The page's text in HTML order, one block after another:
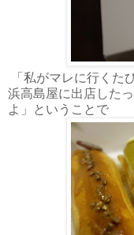
「私がマレに行くた
浜高島屋に出店した
よ」ということで